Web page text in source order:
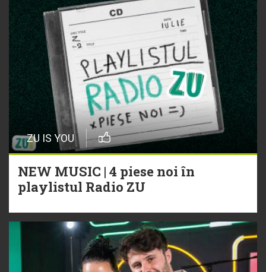
ZU IS YOU
NEW MUSIC | 4 piese noi în
playlistul Radio ZU